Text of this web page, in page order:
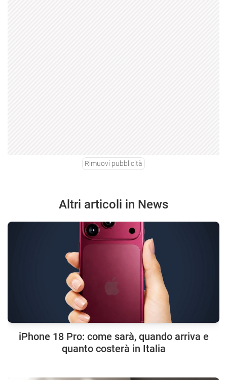
Rimuovi pubblicità
Altri articoli in News
iPhone 18 Pro: come sarà, quando arriva e
quanto costerà in Italia